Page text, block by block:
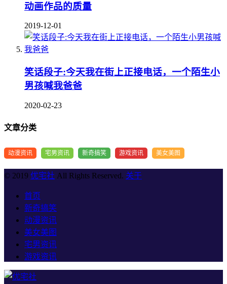
动画作品的质量
2019-12-01
笑话段子:今天我在街上正接电话，一个陌生小
男孩喊我爸爸
2020-02-23
文章分类
动漫资讯 宅男资讯 新奇搞笑 游戏资讯 美女美图
© 2019 优宅社 All Rights Reserved. 关于
首页
新奇搞笑
动漫资讯
美女美图
宅男资讯
游戏资讯